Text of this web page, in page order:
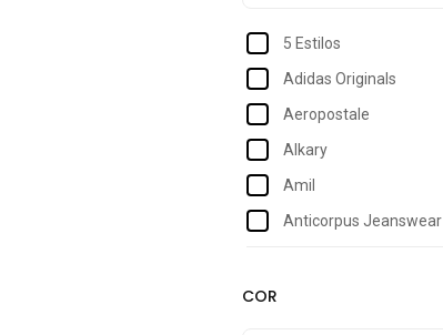
5 Estilos
Adidas Originals
Aeropostale
Alkary
Amil
Anticorpus Jeanswear